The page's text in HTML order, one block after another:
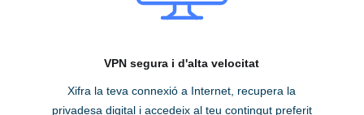
VPN segura i d'alta velocitat
Xifra la teva connexió a Internet, recupera la
privadesa digital i accedeix al teu contingut preferit